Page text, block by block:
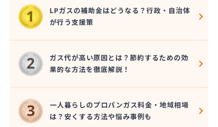
大一ガス株式会社 宇和島営業所
大和酸素工業株式会社
朝日燃料店
長谷川ガス株式会社
長谷川酸素株式会社
東予液化ガス株式会社 オートガス南高下営業所
東予液化ガス株式会社 喜田村事業所
東予液化ガス株式会社 本社
藤村石油株式会社 エネルギー事業部-松山
藤村石油株式会社 本社
南予ガス協業組合
LPガスの補助金はどうなる？行政・自治体
が行う支援策
ガス代が高い原因とは？節約するための効
果的な方法を徹底解説！
一人暮らしのプロパンガス料金・地域相場
は？安くする方法や悩み事例も